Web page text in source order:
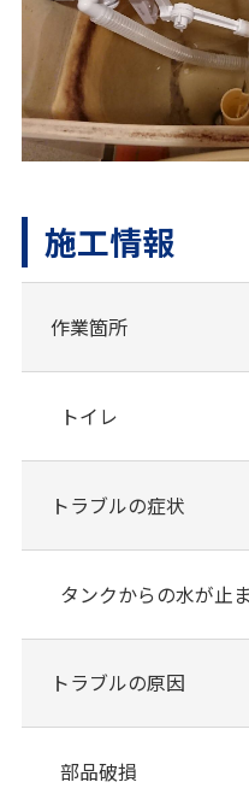
施工情報
作業箇所
トイレ
トラブルの症状
タンクからの水が止
トラブルの原因
部品破損